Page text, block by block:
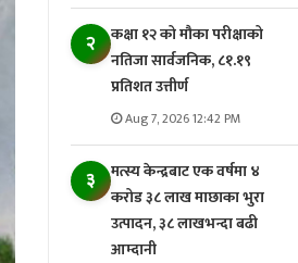
२
कक्षा १२ को मौका परीक्षाको
नतिजा सार्वजनिक, ८१.१९
प्रतिशत उत्तीर्ण
Aug 7, 2026 12:42 PM
३
मत्स्य केन्द्रबाट एक वर्षमा ४
करोड ३८ लाख माछाका भुरा
उत्पादन, ३८ लाखभन्दा बढी
आम्दानी